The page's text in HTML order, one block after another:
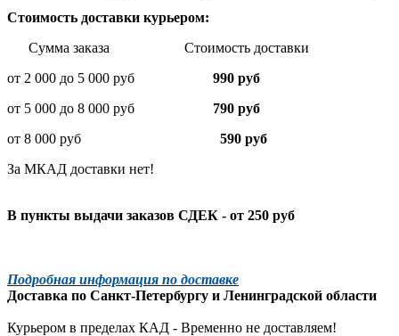
Стоимость доставки курьером:
Сумма заказа Стоимость доставки
от 2 000 до 5 000 руб
990 руб
от 5 000 до 8 000 руб 790 руб
от 8 000 руб 590 руб
За МКАД доставки нет!
В пункты выдачи заказов СДЕК - от 250 руб
Подробная информация по доставке
Доставка по Санкт-Петербургу и Ленинградской области
Курьером в пределах КАД - Временно не доставляем!